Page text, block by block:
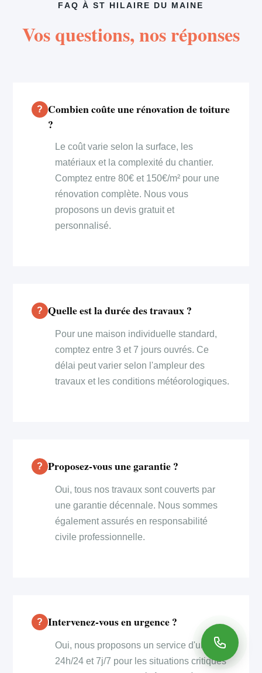
FAQ À ST HILAIRE DU MAINE
Vos questions, nos réponses
Combien coûte une rénovation de toiture
?
Le coût varie selon la surface, les
matériaux et la complexité du chantier.
Comptez entre 80€ et 150€/m² pour une
rénovation complète. Nous vous
proposons un devis gratuit et
personnalisé.
Quelle est la durée des travaux ?
Pour une maison individuelle standard,
comptez entre 3 et 7 jours ouvrés. Ce
délai peut varier selon l'ampleur des
travaux et les conditions météorologiques.
Proposez-vous une garantie ?
Oui, tous nos travaux sont couverts par
une garantie décennale. Nous sommes
également assurés en responsabilité
civile professionnelle.
Intervenez-vous en urgence ?
Oui, nous proposons un service d'urgence
24h/24 et 7j/7 pour les situations critiques